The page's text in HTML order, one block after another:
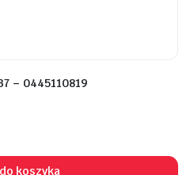
– 0445110819
koszyka